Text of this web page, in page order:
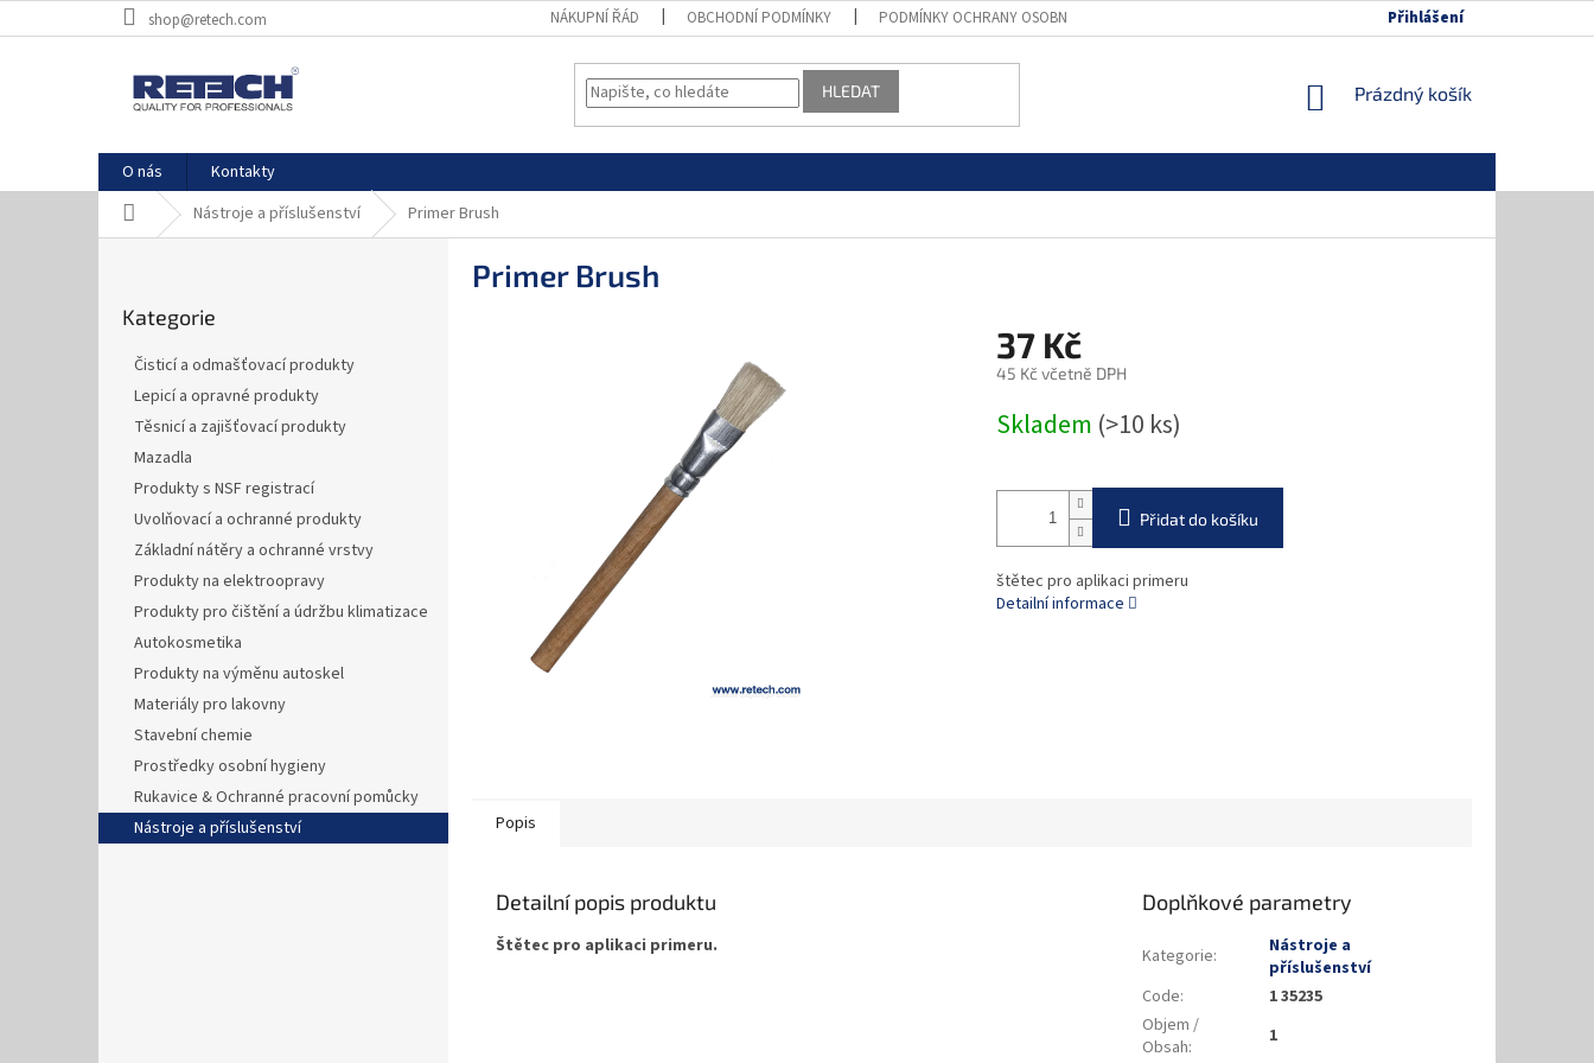
na
shop@retech.com NÁKUPNÍ ŘÁD OBCHODNÍ PODMÍNKY PODMÍNKY OCHRANY OSOBNÍCH ÚDAJŮ Přihlášení
HLEDAT
NÁKUPNÍ
Prázdný košík
O nás
Kontakty
Domů Nástroje a příslušenství Primer Brush
kategorie
Kategorie
Čisticí a odmašťovací produkty
Lepicí a opravné produkty
Těsnicí a zajišťovací produkty
Mazadla
Produkty s NSF registrací
Uvolňovací a ochranné produkty
Základní nátěry a ochranné vrstvy
Produkty na elektroopravy
Produkty pro čištění a údržbu klimatizace
Autokosmetika
Produkty na výměnu autoskel
Materiály pro lakovny
Stavební chemie
Prostředky osobní hygieny
Rukavice & Ochranné pracovní pomůcky
Nástroje a příslušenství
Primer Brush
37 Kč
45 Kč včetně DPH
cena:
Skladem (>10 ks)
Přidat do košíku
štětec pro aplikaci primeru
Detailní informace
Popis
Detailní popis produktu
Štětec pro aplikaci primeru.
Doplňkové parametry
Kategorie:
Nástroje a
příslušenství
Code:
1 35235
Objem /
Obsah: 1